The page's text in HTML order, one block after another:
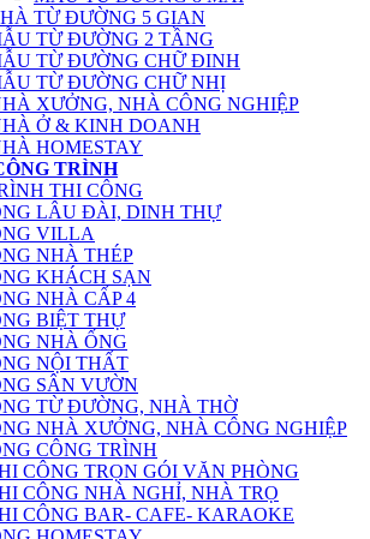
TỪ ĐƯỜNG 5 GIAN
TỪ ĐƯỜNG 2 TẦNG
TỪ ĐƯỜNG CHỮ ĐINH
TỪ ĐƯỜNG CHỮ NHỊ
XƯỞNG, NHÀ CÔNG NGHIỆP
Ở & KINH DOANH
HOMESTAY
TRÌNH
THI CÔNG
LÂU ĐÀI, DINH THỰ
VILLA
NHÀ THÉP
KHÁCH SẠN
NHÀ CẤP 4
BIỆT THỰ
NHÀ ỐNG
NỘI THẤT
SÂN VƯỜN
TỪ ĐƯỜNG, NHÀ THỜ
NHÀ XƯỞNG, NHÀ CÔNG NGHIỆP
CÔNG TRÌNH
CÔNG TRỌN GÓI VĂN PHÒNG
CÔNG NHÀ NGHỈ, NHÀ TRỌ
CÔNG BAR- CAFE- KARAOKE